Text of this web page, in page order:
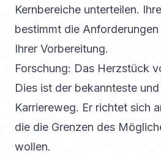
Kernbereiche unterteilen.
bestimmt die
Ihrer Vorbereitung.
Forschung: Das Herzstück
Dies ist der bekannteste
Karriereweg. Er richtet sich
die die Grenzen des
wollen.